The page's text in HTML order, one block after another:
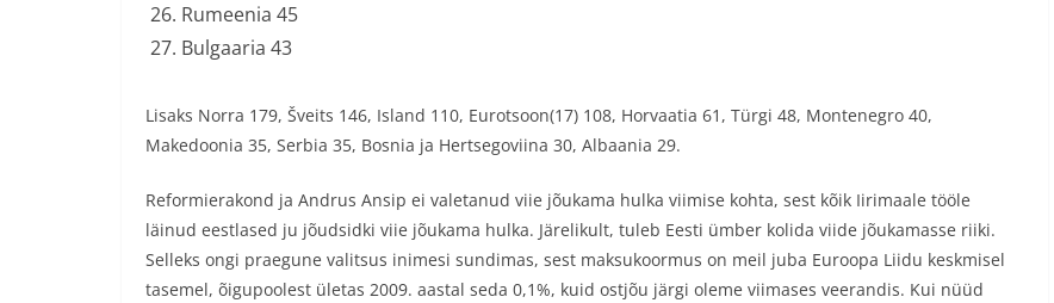
Rumeenia 45
Bulgaaria 43
Lisaks Norra 179, Šveits 146, Island 110, Eurotsoon(17) 108, Horvaatia 61, Türgi 48, Montenegro 40,
Makedoonia 35, Serbia 35, Bosnia ja Hertsegoviina 30, Albaania 29.
Reformierakond ja Andrus Ansip ei valetanud viie jõukama hulka viimise kohta, sest kõik Iirimaale tööle
läinud eestlased ju jõudsidki viie jõukama hulka. Järelikult, tuleb Eesti ümber kolida viide jõukamasse riiki.
Selleks ongi praegune valitsus inimesi sundimas, sest maksukoormus on meil juba Euroopa Liidu keskmisel
tasemel, õigupoolest ületas 2009. aastal seda 0,1%, kuid ostjõu järgi oleme viimases veerandis. Kui nüüd